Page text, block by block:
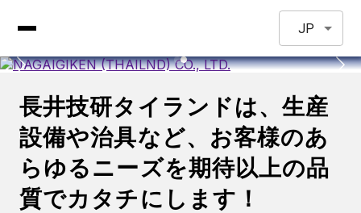
JP
長井技研タイランドは、生産
設備や治具など、お客様のあ
らゆるニーズを期待以上の品
質でカタチにします！